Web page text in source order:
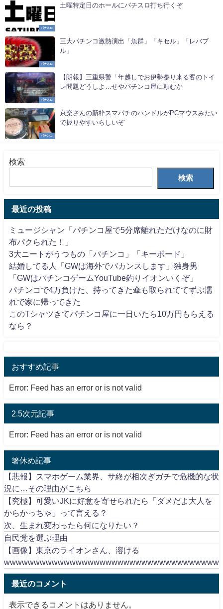
パチスロ
土曜特定日のホールにパチスロ打ち行くぞ
パチスロ
三大パチンコ激熱演出「魚群」「キセル」「レバブ
ル」
パチスロ
【朗報】三重県警「年越しでお伊勢参り来る客のトイ
レ問題どうしよ…せやパチンコ屋に頼むか
パチンコ
京楽さんの新枠スマパチのハンドルがPCマウスみたい
で握りやすいらしいぞ
検索
検索
最近の投稿
ミュージシャン「パチンコ屋で5分席離れただけなのに財
布パクられた！」
3大ニートがうつもの「パチンコ」「キーボード」
結婚してる人「GWは海外でバカンスします」独身男
「GWはパチンコゲームYouTube釣りイオンいくぞ」
パチンコで4万負けた、持ってきた傘も取られててずぶ濡
れで家に帰ってきた
このTシャツきてパチンコ屋に一日いたら10万円もらえる
なら？
おすすめ記事
Error: Feed has an error or is not valid
2.5次元記事
Error: Feed has an error or is not valid
箸休め記事
【悲報】スマホゲーム業界、サ終が相次ぎガチで危機的な状
況に…その理由がこちら
【究極】可愛いJKに好意を寄せられたら「ダメだよ大人を
からかっちゃ」って言える？
次、生まれ変わったら何になりたい？
自民党を選ぶ理由
【画像】東京のライオンさん、溶ける
wwwwwwwwwwwwwwwwwwwwwwwwwwwwwwwwwwww
最近のコメント
表示できるコメントはありません。